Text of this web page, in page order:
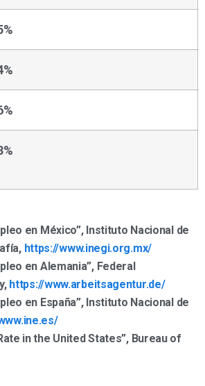
en México”, Instituto Nacional de
https://www.inegi.org.mx/
en Alemania”, Federal
https://www.arbeitsagentur.de/
en España”, Instituto Nacional de
in the United States”, Bureau of